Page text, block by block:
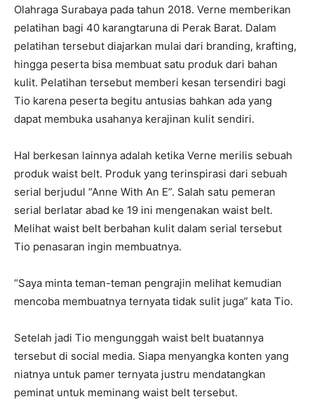
Olahraga Surabaya pada tahun 2018. Verne memberikan
pelatihan bagi 40 karangtaruna di Perak Barat. Dalam
pelatihan tersebut diajarkan mulai dari branding, krafting,
hingga peserta bisa membuat satu produk dari bahan
kulit. Pelatihan tersebut memberi kesan tersendiri bagi
Tio karena peserta begitu antusias bahkan ada yang
dapat membuka usahanya kerajinan kulit sendiri.
Hal berkesan lainnya adalah ketika Verne merilis sebuah
produk waist belt. Produk yang terinspirasi dari sebuah
serial berjudul “Anne With An E”. Salah satu pemeran
serial berlatar abad ke 19 ini mengenakan waist belt.
Melihat waist belt berbahan kulit dalam serial tersebut
Tio penasaran ingin membuatnya.
“Saya minta teman-teman pengrajin melihat kemudian
mencoba membuatnya ternyata tidak sulit juga” kata Tio.
Setelah jadi Tio mengunggah waist belt buatannya
tersebut di social media. Siapa menyangka konten yang
niatnya untuk pamer ternyata justru mendatangkan
peminat untuk meminang waist belt tersebut.